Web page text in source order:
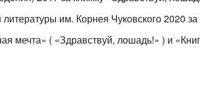
им. Корнея Чуковского 2020
мечта» ( «Здравствуй, лошадь!» ) и